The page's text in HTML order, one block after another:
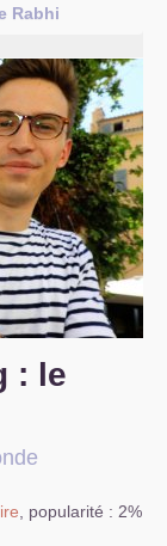
Rabhi
: le
popularité : 2%